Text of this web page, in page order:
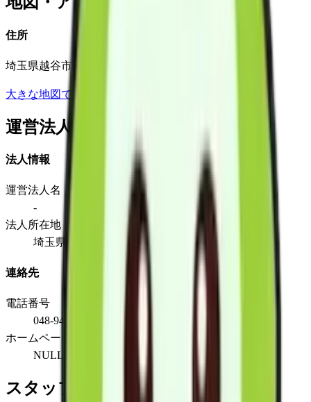
住所
埼玉県越谷市蒲生寿町4-29
大きな地図で見る
運営法人
法人情報
運営法人名
-
法人所在地
埼玉県越谷市蒲生寿町4-29
連絡先
電話番号
048-940-6767
ホームページ
NULL
スタッフ情報